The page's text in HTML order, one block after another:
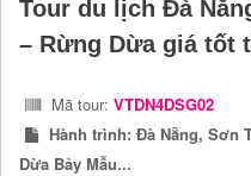
Tour du lịch Đà
– Rừng Dừa giá tốt
Mã tour: VTDN4DSG02
Hành trình: Đà Nẵng, Sơn
Dừa Bảy Mẫu...